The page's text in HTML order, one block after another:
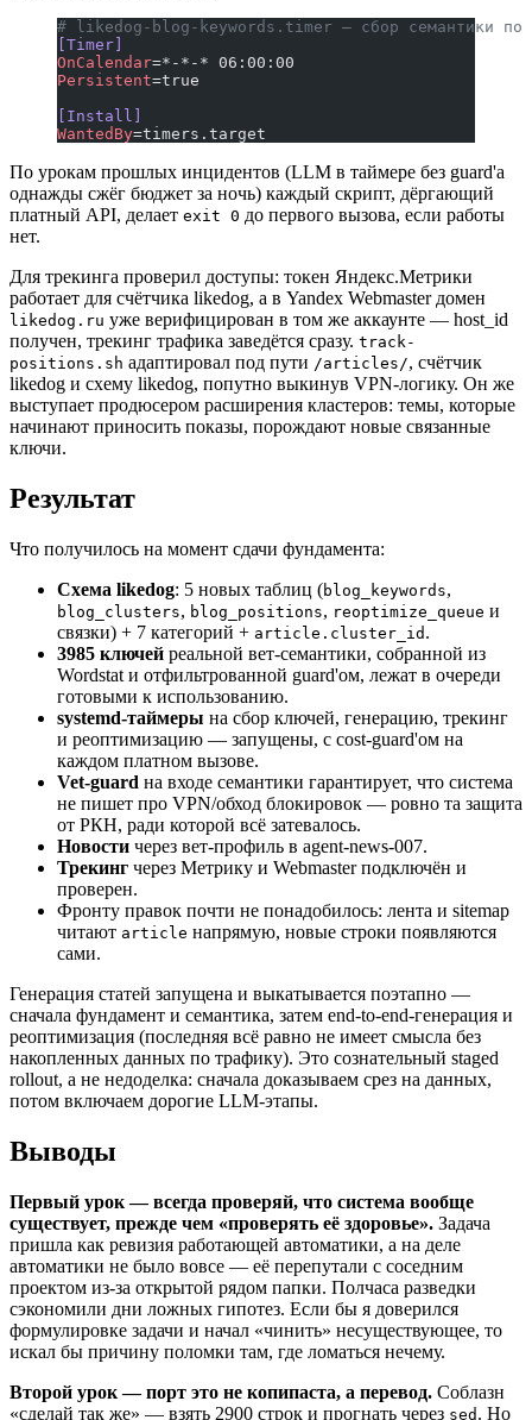
# likedog-blog-keywords.timer — сбор семантики по
[Timer]
OnCalendar=*-*-* 06:00:00
Persistent=true
[Install]
WantedBy=timers.target
По урокам прошлых инцидентов (LLM в таймере без guard'а
однажды сжёг бюджет за ночь) каждый скрипт, дёргающий
платный API, делает exit 0 до первого вызова, если работы
нет.
Для трекинга проверил доступы: токен Яндекс.Метрики
работает для счётчика likedog, а в Yandex Webmaster домен
likedog.ru уже верифицирован в том же аккаунте — host_id
получен, трекинг трафика заведётся сразу. track-
positions.sh адаптировал под пути /articles/, счётчик
likedog и схему likedog, попутно выкинув VPN-логику. Он же
выступает продюсером расширения кластеров: темы, которые
начинают приносить показы, порождают новые связанные
ключи.
Результат
Что получилось на момент сдачи фундамента:
Схема likedog: 5 новых таблиц (blog_keywords,
blog_clusters, blog_positions, reoptimize_queue и
связки) + 7 категорий + article.cluster_id .
3985 ключей реальной вет-семантики, собранной из
Wordstat и отфильтрованной guard'ом, лежат в очереди
готовыми к использованию.
systemd-таймеры на сбор ключей, генерацию, трекинг
и реоптимизацию — запущены, с cost-guard'ом на
каждом платном вызове.
Vet-guard на входе семантики гарантирует, что система
не пишет про VPN/обход блокировок — ровно та защита
от РКН, ради которой всё затевалось.
Новости через вет-профиль в agent-news-007.
Трекинг через Метрику и Webmaster подключён и
проверен.
Фронту правок почти не понадобилось: лента и sitemap
читают article напрямую, новые строки появляются
сами.
Генерация статей запущена и выкатывается поэтапно —
сначала фундамент и семантика, затем end-to-end-генерация и
реоптимизация (последняя всё равно не имеет смысла без
накопленных данных по трафику). Это сознательный staged
rollout, а не недоделка: сначала доказываем срез на данных,
потом включаем дорогие LLM-этапы.
Выводы
Первый урок — всегда проверяй, что система вообще
существует, прежде чем «проверять её здоровье». Задача
пришла как ревизия работающей автоматики, а на деле
автоматики не было вовсе — её перепутали с соседним
проектом из-за открытой рядом папки. Полчаса разведки
сэкономили дни ложных гипотез. Если бы я доверился
формулировке задачи и начал «чинить» несуществующее, то
искал бы причину поломки там, где ломаться нечему.
Второй урок — порт это не копипаста, а перевод. Соблазн
«сделай так же» — взять 2900 строк и прогнать через sed . Но